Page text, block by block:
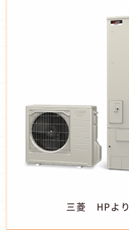
三菱 HPより